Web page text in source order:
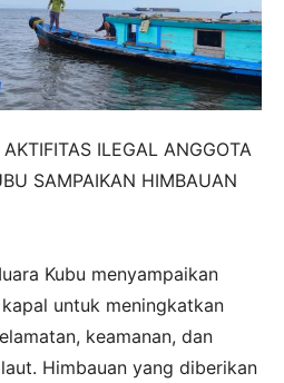
ILEGAL ANGGOTA
SAMPAIKAN HIMBAUAN
Kubu menyampaikan
untuk meningkatkan
keamanan, dan
Himbauan yang diberikan